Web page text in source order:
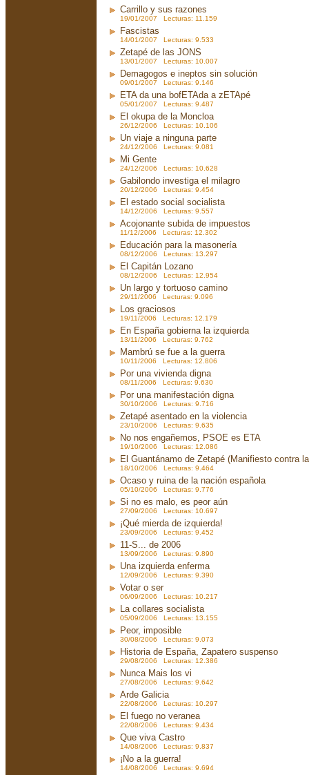
Carrillo y sus razones
19/01/2007 Lecturas: 11.159
Fascistas
14/01/2007 Lecturas: 9.533
Zetapé de las JONS
13/01/2007 Lecturas: 10.007
Demagogos e ineptos sin solución
09/01/2007 Lecturas: 9.146
ETA da una bofETAda a zETApé
05/01/2007 Lecturas: 9.487
El okupa de la Moncloa
26/12/2006 Lecturas: 10.106
Un viaje a ninguna parte
24/12/2006 Lecturas: 9.081
Mi Gente
24/12/2006 Lecturas: 10.628
Gabilondo investiga el milagro
20/12/2006 Lecturas: 9.454
El estado social socialista
14/12/2006 Lecturas: 9.557
Acojonante subida de impuestos
11/12/2006 Lecturas: 12.302
Educación para la masonería
08/12/2006 Lecturas: 13.297
El Capitán Lozano
08/12/2006 Lecturas: 12.954
Un largo y tortuoso camino
29/11/2006 Lecturas: 9.096
Los graciosos
19/11/2006 Lecturas: 12.179
En España gobierna la izquierda
13/11/2006 Lecturas: 9.762
Mambrú se fue a la guerra
10/11/2006 Lecturas: 12.806
Por una vivienda digna
08/11/2006 Lecturas: 9.630
Por una manifestación digna
30/10/2006 Lecturas: 9.716
Zetapé asentado en la violencia
23/10/2006 Lecturas: 9.635
No nos engañemos, PSOE es ETA
19/10/2006 Lecturas: 12.086
El Guantánamo de Zetapé (Manifiesto contra
18/10/2006 Lecturas: 9.464
Ocaso y ruina de la nación española
05/10/2006 Lecturas: 9.776
Si no es malo, es peor aún
27/09/2006 Lecturas: 10.697
¡Qué mierda de izquierda!
23/09/2006 Lecturas: 9.452
11-S... de 2006
13/09/2006 Lecturas: 9.890
Una izquierda enferma
12/09/2006 Lecturas: 9.390
Votar o ser
06/09/2006 Lecturas: 10.217
La collares socialista
05/09/2006 Lecturas: 13.155
Peor, imposible
30/08/2006 Lecturas: 9.073
Historia de España, Zapatero suspenso
29/08/2006 Lecturas: 12.386
Nunca Mais los vi
27/08/2006 Lecturas: 9.642
Arde Galicia
22/08/2006 Lecturas: 10.297
El fuego no veranea
22/08/2006 Lecturas: 9.434
Que viva Castro
14/08/2006 Lecturas: 9.837
¡No a la guerra!
14/08/2006 Lecturas: 9.694